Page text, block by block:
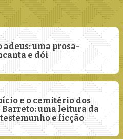
adeus: uma prosa-
e dói
e o cemitério dos
Barreto: uma leitura da
e ficção